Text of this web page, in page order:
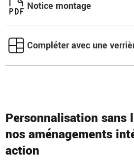
Notice montage
Compléter avec une
Personnalisation sans
nos aménagements
action